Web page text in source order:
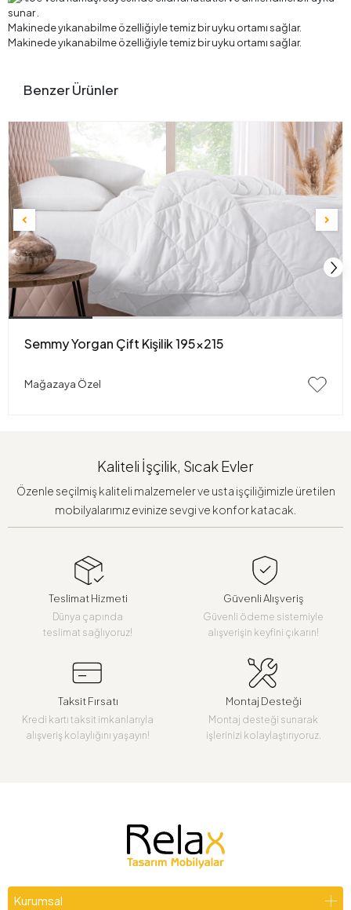
Makinede yıkanabilme özelliğiyle temiz bir uyku ortamı sağlar.
Makinede yıkanabilme özelliğiyle temiz bir uyku ortamı sağlar.
Benzer Ürünler
Semmy Yorgan Çift Kişilik 195x215
Mağazaya Özel
Kaliteli İşçilik, Sıcak Evler
Özenle seçilmiş kaliteli malzemeler ve usta işçiliğimizle üretilen
mobilyalarımız evinize sevgi ve konfor katacak.
Teslimat Hizmeti
Dünya çapında
teslimat sağlıyoruz!
Güvenli Alışveriş
Güvenli ödeme sistemiyle
alışverişin keyfini çıkarın!
Taksit Fırsatı
Kredi kartı taksit imkanlarıyla
alışveriş kolaylığını yaşayın!
Montaj Desteği
Montaj desteği sunarak
işlerinizi kolaylaştırıyoruz.
Kurumsal